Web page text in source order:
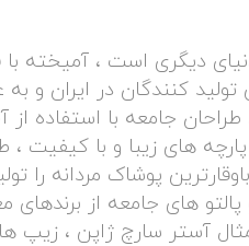
دیگری است ، آمیخته با
کنندگان در ایران و به
جامعه با استفاده
های زیبا و با کیفیت
پوشاک مردانه را
های جامعه از برندهای
آستر سارچ ژاپن ، زیپ